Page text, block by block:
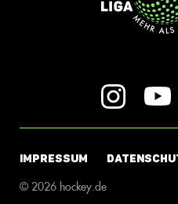
IMPRESSUM
© 2026 hockey.de